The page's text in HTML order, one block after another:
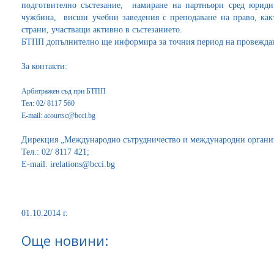
подготвително състезание, намиране на партньори сред
чужбина, висши учебни заведения с преподаване на право,
страни, участващи активно в състезанието.
БТПП допълнително ще информира за точния период на
За контакти:
Арбитражен съд при БТПП
Тел: 02/ 8117 560
Е-mail: acourtsc@bcci.bg
Дирекция „Международно сътрудничество и международни
Тел.: 02/ 8117 421;
Е-mail: irelations@bcci.bg
01.10.2014 г.
Още новини: